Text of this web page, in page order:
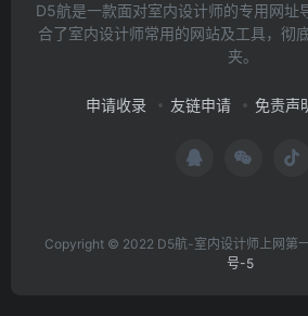
D5航是一款面对室内设计师的专用网址
合了室内设计师常用的网站及工具，彻
夹。
申请收录 友链申请 免责声
Copyright © 2022 D5航-室内设计师上网第
号-5